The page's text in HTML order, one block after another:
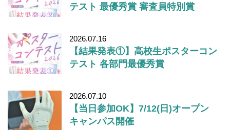
テスト 最優秀賞 審査員特別賞
2026.07.16
【結果発表①】高校生ポスターコン
テスト 各部門最優秀賞
2026.07.10
【当日参加OK】7/12(日)オープン
キャンパス開催